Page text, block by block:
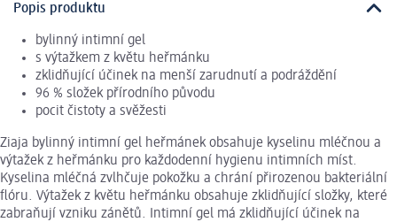
Popis produktu
bylinný intimní gel
s výtažkem z květu heřmánku
zklidňující účinek na menší zarudnutí a podráždění
96 % složek přírodního původu
pocit čistoty a svěžesti
Ziaja bylinný intimní gel heřmánek obsahuje kyselinu mléčnou a
výtažek z heřmánku pro každodenní hygienu intimních míst.
Kyselina mléčná zvlhčuje pokožku a chrání přirozenou bakteriální
flóru. Výtažek z květu heřmánku obsahuje zklidňující složky, které
zabraňují vzniku zánětů. Intimní gel má zklidňující účinek na